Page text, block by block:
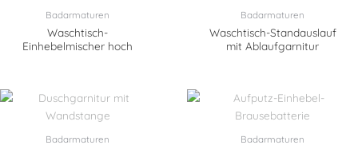
Badarmaturen
Waschtisch-
Einhebelmischer hoch
Badarmaturen
Waschtisch-Standauslauf
mit Ablaufgarnitur
Badarmaturen Badarmaturen